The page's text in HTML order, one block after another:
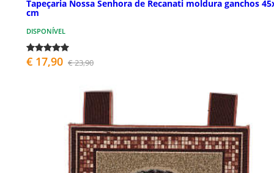
Tapeçaria Nossa Senhora de Recanati moldura ganchos
cm
DISPONÍVEL
€ 17,90 € 23,90